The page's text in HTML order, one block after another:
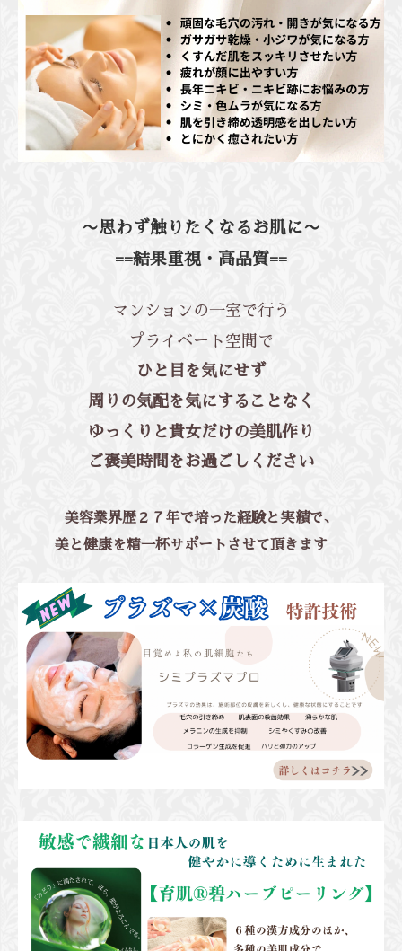
〜思わず触りたくなるお肌に〜
==結果重視・高品質==
マンションの一室で行う
プライベート空間で
ひと目を気にせず
周りの気配を気にすることなく
ゆっくりと貴女だけの美肌作り
ご褒美時間をお過ごしください
美容業界歴２７年で培った経験と実績で、
美と健康を精一杯サポートさせて頂きます